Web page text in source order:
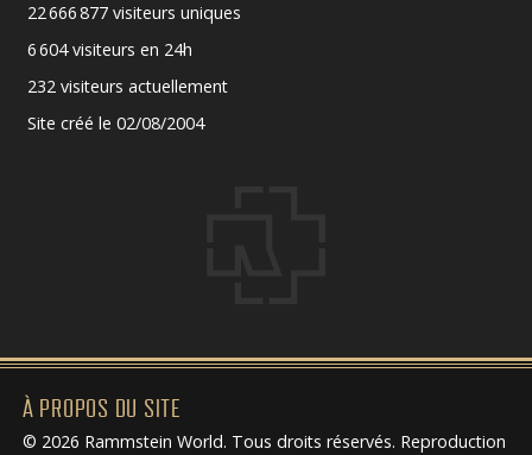
22 666 877 visiteurs uniques
6 604 visiteurs en 24h
232 visiteurs actuellement
Site créé le 02/08/2004
À PROPOS DU SITE
© 2026 Rammstein World. Tous droits réservés. Reproduction